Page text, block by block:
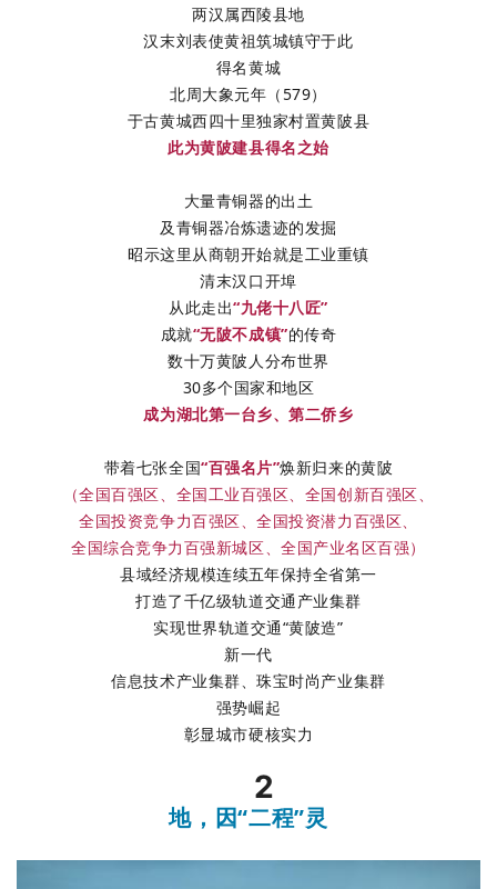
两汉属西陵县地
汉末刘表使黄祖筑城镇守于此
得名黄城
北周大象元年（579）
于古黄城西四十里独家村置黄陂县
此为黄陂建县得名之始
大量青铜器的出土
及青铜器冶炼遗迹的发掘
昭示这里从商朝开始就是工业重镇
清末汉口开埠
从此走出“九佬十八匠”
成就“无陂不成镇”的传奇
数十万黄陂人分布世界
30多个国家和地区
成为湖北第一台乡、第二侨乡
带着七张全国“百强名片”焕新归来的黄陂
（全国百强区、全国工业百强区、全国创新百强区、
全国投资竞争力百强区、全国投资潜力百强区、
全国综合竞争力百强新城区、全国产业名区百强）
县域经济规模连续五年保持全省第一
打造了千亿级轨道交通产业集群
实现世界轨道交通“黄陂造”
新一代
信息技术产业集群、珠宝时尚产业集群
强势崛起
彰显城市硬核实力
2
地，因“二程”灵